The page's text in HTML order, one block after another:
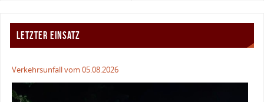
LETZTER EINSATZ
Verkehrsunfall vom 05.08.2026